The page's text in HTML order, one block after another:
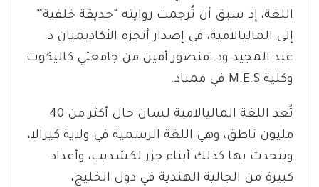
اللغة، إذ سبق أن تُرجمت روايته “حديقة خلفية”
إلى الماليالامية، في إصدار أنجزه الأكاديميان د.
عبد المجيد ود. منصور أمين من جامعتي كاليكوت
وكلية M.E.S في ممباد.
تُعد اللغة الماليالامية لسان حال أكثر من 40
مليون ناطق، وهي اللغة الرسمية في ولاية كيرالا،
ويتحدث بها كذلك أبناء جزر لكشديب، وأعداد
كبيرة من الجالية الهندية في دول الخليج،